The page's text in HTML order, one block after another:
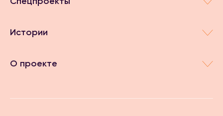
Истории
О проекте